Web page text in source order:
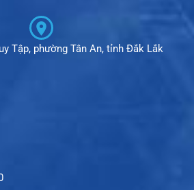
Tập, phường Tân An, tỉnh Đắk Lắk